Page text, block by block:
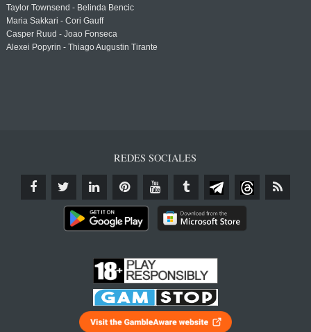
Taylor Townsend - Belinda Bencic
Maria Sakkari - Cori Gauff
Casper Ruud - Joao Fonseca
Alexei Popyrin - Thiago Augustin Tirante
REDES SOCIALES